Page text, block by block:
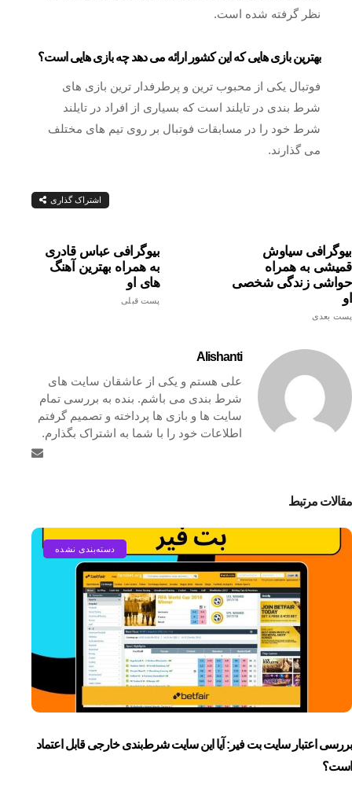
نظر گرفته شده است.
بهترین بازی هایی که این کشور ارائه می دهد چه بازی هایی است؟
فوتبال یکی از محبوب ترین و پرطرفدار ترین بازی های
شرط بندی در تایلند است که بسیاری از افراد در تایلند
شرط خود را در مسابقات فوتبال بر روی تیم های مختلف
می گذارند.
اشتراک گذاری
بیوگرافی عباس قادری
به همراه بهترین آهنگ
های او
پست قبلی
بیوگرافی سیاوش
قمیشی به همراه
حواشی زندگی شخصی
او
پست بعدی
Alishanti
علی هستم و یکی از عاشقان سایت های
شرط بندی می باشم. بنده به بررسی تمام
سایت ها و بازی ها پرداخته و تصمیم گرفتم
اطلاعات خود را با شما به اشتراک بگذارم.
مقالات مرتبط
دسته‌بندی نشده
بررسی اعتبار سایت بت فیر: آیا این سایت شرط‌بندی خارجی قابل اعتماد
است؟